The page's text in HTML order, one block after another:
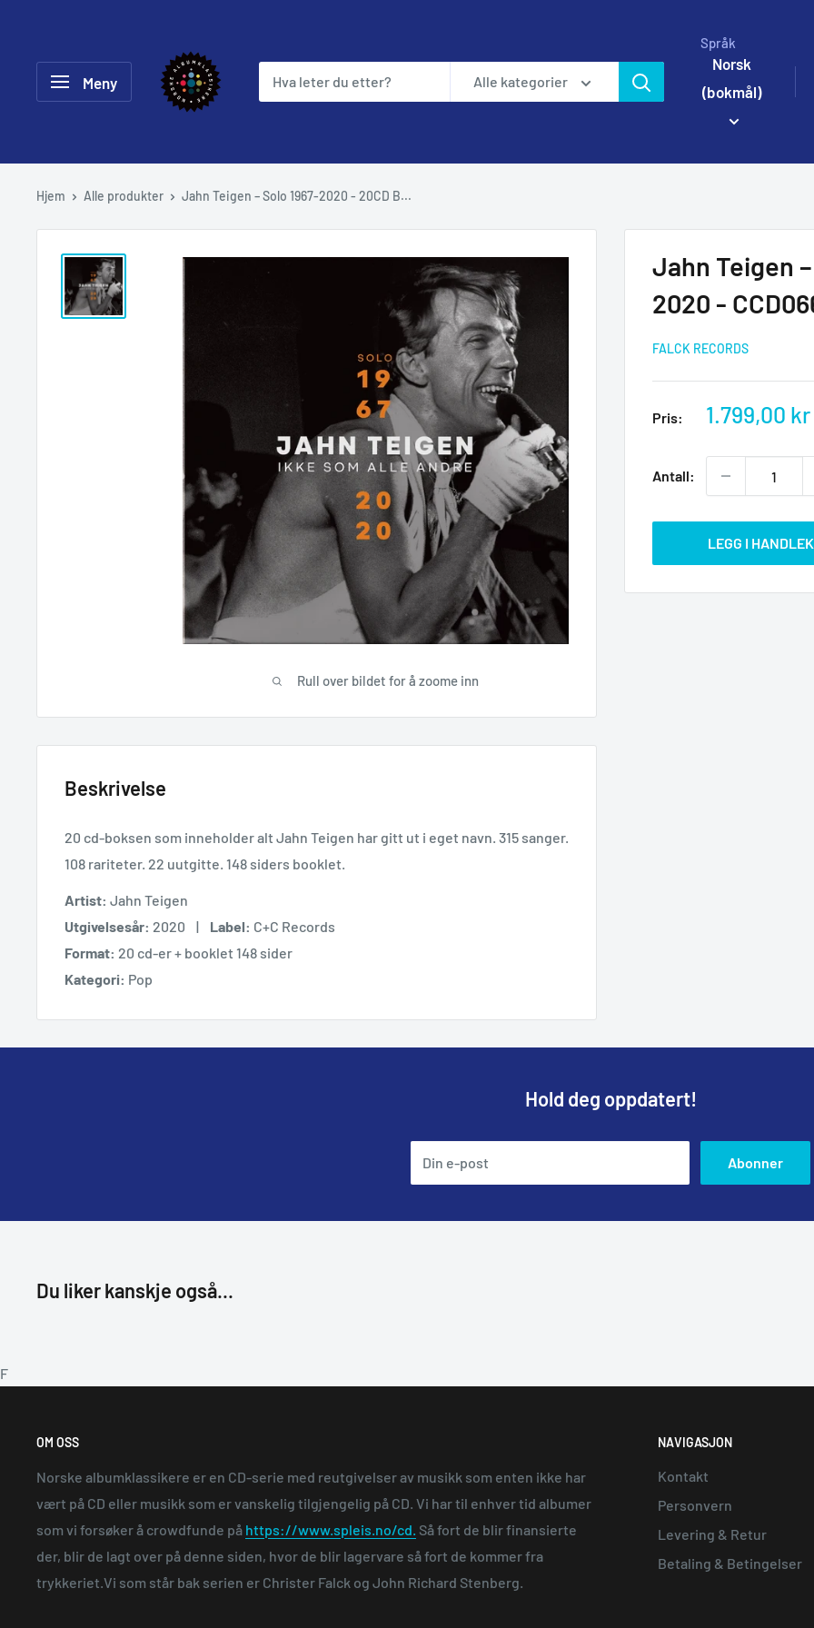
innholdet
Meny
Norske
Albumklassikere
Alle kategorier
Språk
Norsk
(bokmål)
Hjem Alle produkter Jahn Teigen – Solo 1967-2020 - 20CD B...
Rull over bildet for å zoome inn
Jahn Teigen
2020 -
FALCK RECORDS
Pris: Salgspris
1.799,00 kr
Antall:
LEGG I
Beskrivelse
20 cd-boksen som inneholder alt Jahn Teigen har gitt ut i eget navn. 315 sanger.
108 rariteter. 22 uutgitte. 148 siders booklet.
Artist: Jahn Teigen
Utgivelsesår: 2020 | Label: C+C Records
Format: 20 cd-er + booklet 148 sider
Kategori: Pop
Hold deg oppdatert!
Din e-post Abonner
Du liker kanskje også...
F
OM OSS
Norske albumklassikere er en CD-serie med reutgivelser av musikk som enten ikke har
vært på CD eller musikk som er vanskelig tilgjengelig på CD. Vi har til enhver tid albumer
som vi forsøker å crowdfunde på https://www.spleis.no/cd. Så fort de blir finansierte
der, blir de lagt over på denne siden, hvor de blir lagervare så fort de kommer fra
trykkeriet.Vi som står bak serien er Christer Falck og John Richard Stenberg.
NAVIGASJON
Kontakt
Personvern
Levering & Retur
Betaling & Betingelser